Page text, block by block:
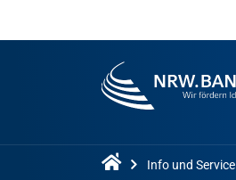
Info und Service